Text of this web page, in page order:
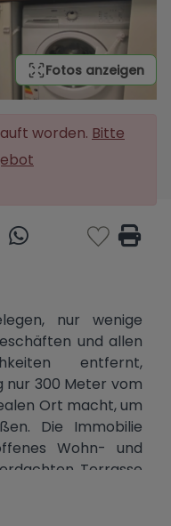
Fotos anzeigen
worden. Bitte
nur wenige
und allen
entfernt,
nur 300 Meter vom
Ort macht, um
Die Immobilie
Wohn- und
Terrasse
Stadt und die